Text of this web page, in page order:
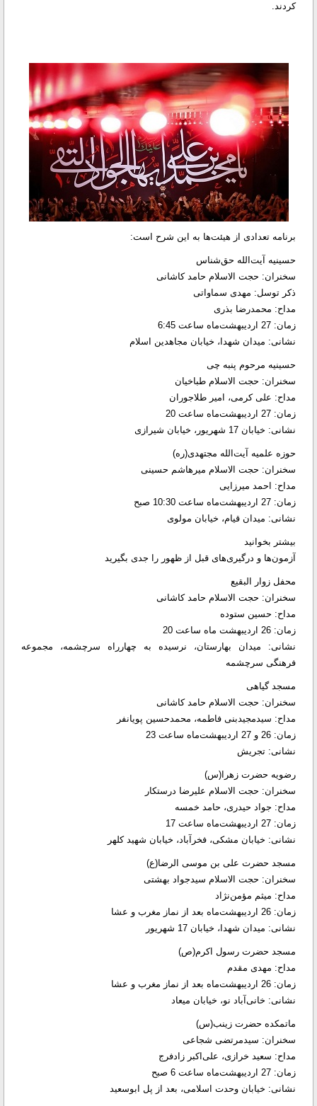
کردند.
برنامه تعدادی از هیئت‌ها به این شرح است:
حسینیه آیت‌الله حق‌شناس
سخنران: حجت الاسلام حامد کاشانی
ذکر توسل: مهدی سماواتی
مداح: محمدرضا بذری
زمان: 27 اردیبهشت‌ماه ساعت 6:45
نشانی: میدان شهدا، خیابان مجاهدین اسلام
حسینیه مرحوم پنبه چی
سخنران: حجت الاسلام طباخیان
مداح: علی کرمی، امیر طلاجوران
زمان: 27 اردیبهشت‌ماه ساعت 20
نشانی: خیابان 17 شهریور، خیابان شیرازی
حوزه علمیه آیت‌الله مجتهدی(ره)
سخنران: حجت الاسلام میرهاشم حسینی
مداح: احمد میرزایی
زمان: 27 اردیبهشت‌ماه ساعت 10:30 صبح
نشانی: میدان قیام، خیابان مولوی
بیشتر بخوانید
آزمون‌ها و درگیری‌های قبل از ظهور را جدی بگیرید
محفل زوار البقیع
سخنران: حجت الاسلام حامد کاشانی
مداح: حسین ستوده
زمان: 26 اردیبهشت ماه ساعت 20
نشانی: میدان بهارستان، نرسیده به چهارراه سرچشمه، مجموعه
فرهنگی سرچشمه
مسجد گیاهی
سخنران: حجت الاسلام حامد کاشانی
مداح: سیدمجیدبنی فاطمه، محمدحسین پویانفر
زمان: 26 و 27 اردیبهشت‌ماه ساعت 23
نشانی: تجریش
رضویه حضرت زهرا(س)
سخنران: حجت الاسلام علیرضا درستکار
مداح: جواد حیدری، حامد خمسه
زمان: 27 اردیبهشت‌ماه ساعت 17
نشانی: خیابان مشکی، فخرآباد، خیابان شهید کلهر
مسجد حضرت علی بن موسی الرضا(ع)
سخنران: حجت الاسلام سیدجواد بهشتی
مداح: میثم مؤمن‌نژاد
زمان: 26 اردیبهشت‌ماه بعد از نماز مغرب و عشا
نشانی: میدان شهدا، خیابان 17 شهریور
مسجد حضرت رسول اکرم(ص)
مداح: مهدی مقدم
زمان: 26 اردیبهشت‌ماه بعد از نماز مغرب و عشا
نشانی: خانی‌آباد نو، خیابان میعاد
ماتمکده حضرت زینب(س)
سخنران: سیدمرتضی شجاعی
مداح: سعید خرازی، علی‌اکبر زادفرج
زمان: 27 اردیبهشت‌ماه ساعت 6 صبح
نشانی: خیابان وحدت اسلامی، بعد از پل ابوسعید